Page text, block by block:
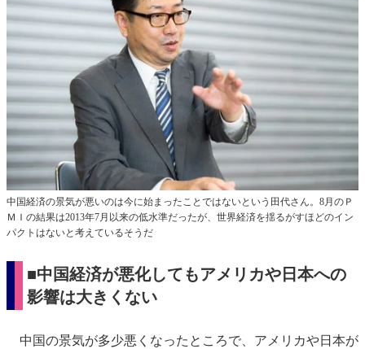
中国経済の景気が悪いのは今に始まったことではないという田代さん。8月のＰ
ＭＩの結果は2013年7月以来の低水準だったが、世界経済を揺るがすほどのイン
パクトはないと考えているそうだ
■中国経済が悪化してもアメリカや日本への
影響は大きくない
中国の景気が多少悪くなったところで、アメリカや日本が